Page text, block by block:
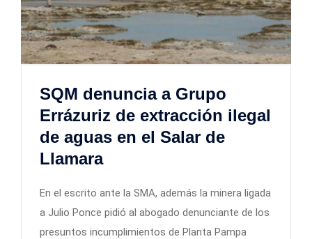
SQM denuncia a Grupo
Errázuriz de extracción ilegal
de aguas en el Salar de
Llamara
En el escrito ante la SMA, además la minera ligada
a Julio Ponce pidió al abogado denunciante de los
presuntos incumplimientos de Planta Pampa